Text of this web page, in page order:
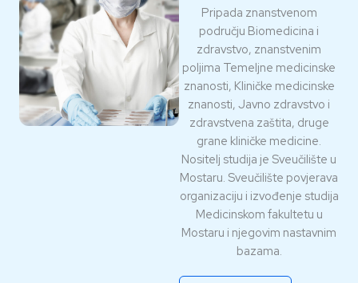
Pripada znanstvenom
području Biomedicina i
zdravstvo, znanstvenim
poljima Temeljne medicinske
znanosti, Kliničke medicinske
znanosti, Javno zdravstvo i
zdravstvena zaštita, druge
grane kliničke medicine.
Nositelj studija je Sveučilište u
Mostaru. Sveučilište povjerava
organizaciju i izvođenje studija
Medicinskom fakultetu u
Mostaru i njegovim nastavnim
bazama.